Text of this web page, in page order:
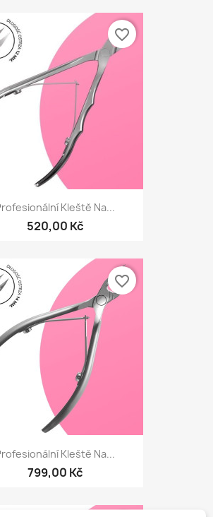
Kleště Na...
520,00 Kč
favorite_border
Kleště Na...
799,00 Kč
favorite_border